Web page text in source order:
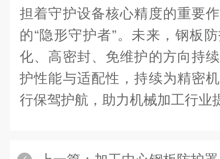
担着守护设备核心精度的重要
的“隐形守护者”。未来，钢板
化、高密封、免维护的方向持
护性能与适配性，持续为精密
行保驾护航，助力机械加工行业